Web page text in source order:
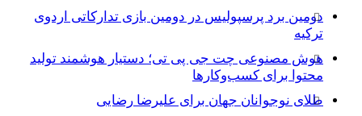
دومین برد پرسپولیس در دومین بازی تدارکاتی اردوی
ترکیه
هوش مصنوعی چت جی پی تی؛ دستیار هوشمند تولید
محتوا برای کسب‌وکارها
طلای نوجوانان جهان برای علیرضا رضایی